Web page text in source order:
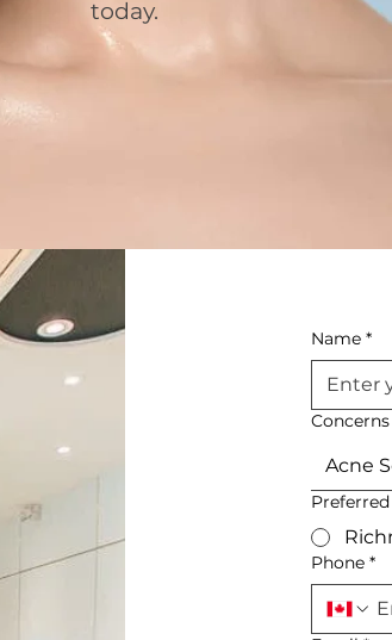
today.
Name *
Concerns
Acne
Phone *